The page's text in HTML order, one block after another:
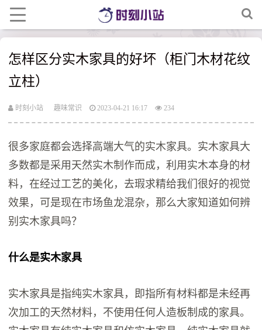
怎样区分实木家具的好坏（柜门木材花纹
立柱）
时刻小站 趣味常识 2023-04-21 16:17 234
很多家庭都会选择高端大气的实木家具。实木家具大
多数都是采用天然实木制作而成，利用实木本身的材
料，在经过工艺的美化，去瑕求精给我们很好的视觉
效果，可是现在市场鱼龙混杂，那么大家知道如何辨
别实木家具吗？
什么是实木家具
实木家具是指纯实木家具，即指所有材料都是未经再
次加工的天然材料，不使用任何人造板制成的家具。